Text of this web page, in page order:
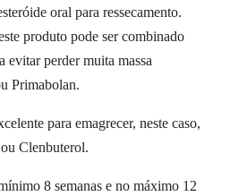
oral para ressecamento.
produto pode ser combinado
evitar perder muita massa
Primabolan.
para emagrecer, neste caso,
Clenbuterol.
8 semanas e no máximo 12